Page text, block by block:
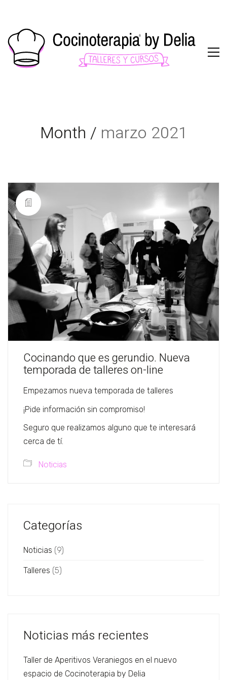
Month / marzo 2021
Cocinando que es gerundio. Nueva
temporada de talleres on-line
Empezamos nueva temporada de talleres
¡Pide información sin compromiso!
Seguro que realizamos alguno que te interesará
cerca de tí.
Noticias
Categorías
Noticias (9)
Talleres (5)
Noticias más recientes
Taller de Aperitivos Veraniegos en el nuevo
espacio de Cocinoterapia by Delia